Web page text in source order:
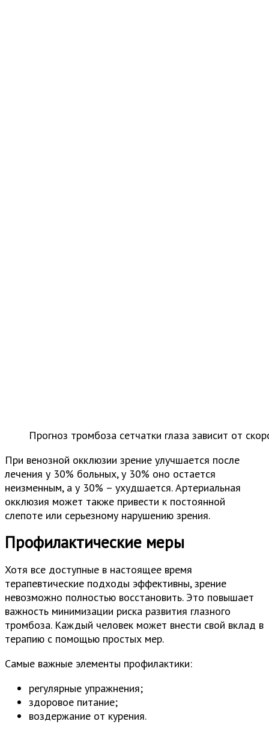
Прогноз тромбоза сетчатки глаза зависит от
При венозной окклюзии зрение улучшается после
лечения у 30% больных, у 30% оно остается
неизменным, а у 30% – ухудшается. Артериальная
окклюзия может также привести к постоянной
слепоте или серьезному нарушению зрения.
Профилактические меры
Хотя все доступные в настоящее время
терапевтические подходы эффективны, зрение
невозможно полностью восстановить. Это повышает
важность минимизации риска развития глазного
тромбоза. Каждый человек может внести свой вклад в
терапию с помощью простых мер.
Самые важные элементы профилактики:
регулярные упражнения;
здоровое питание;
воздержание от курения.